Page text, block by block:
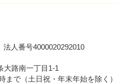
法人番号4000020292010
大路南一丁目1-1
まで（土日祝・年末年始を除く）